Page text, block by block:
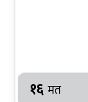
१६ मत